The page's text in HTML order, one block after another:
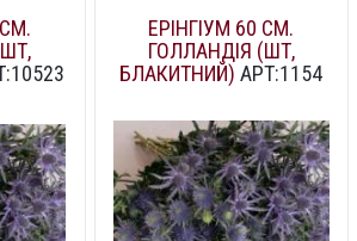
ЕРІНГІУМ 60 СМ.
ГОЛЛАНДІЯ (ШТ,
БЛАКИТНИЙ) АРТ:1154